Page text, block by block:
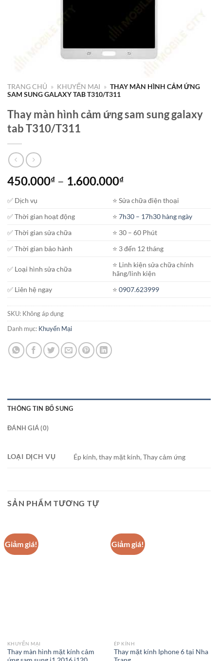
TRANG CHỦ » KHUYẾN MẠI » THAY MÀN HÌNH CẢM ỨNG
SAM SUNG GALAXY TAB T310/T311
Thay màn hình cảm ứng sam sung galaxy
tab T310/T311
450.000₫ – 1.600.000₫Khoảng
từ
450.000₫
đến
1.600.000₫
✅ Dịch vụ
⭐️ Sửa chữa điện thoại
✅ Thời gian hoạt động
⭐️7h30 – 17h30 hàng ngày
✅ Thời gian sửa chữa
⭐️ 30 – 60 Phút
✅ Thời gian bảo hành
⭐️ 3 đến 12 tháng
✅ Loại hình sửa chữa
⭐️ Linh kiện sửa chữa chính
hãng/linh kiện
✅ Liên hệ ngay
⭐️0907.623999
SKU: Không áp dụng
Danh mục: Khuyến Mại
THÔNG TIN BỔ SUNG
ĐÁNH GIÁ (0)
LOẠI DỊCH VỤ Ép kính, thay mặt kính, Thay cảm ứng
SẢN PHẨM TƯƠNG TỰ
Giảm giá!
KHUYẾN MẠI
Thay màn hình mặt kính cảm
Giảm giá!
ÉP KÍNH
Thay mặt kính Iphone 6 tại Nha